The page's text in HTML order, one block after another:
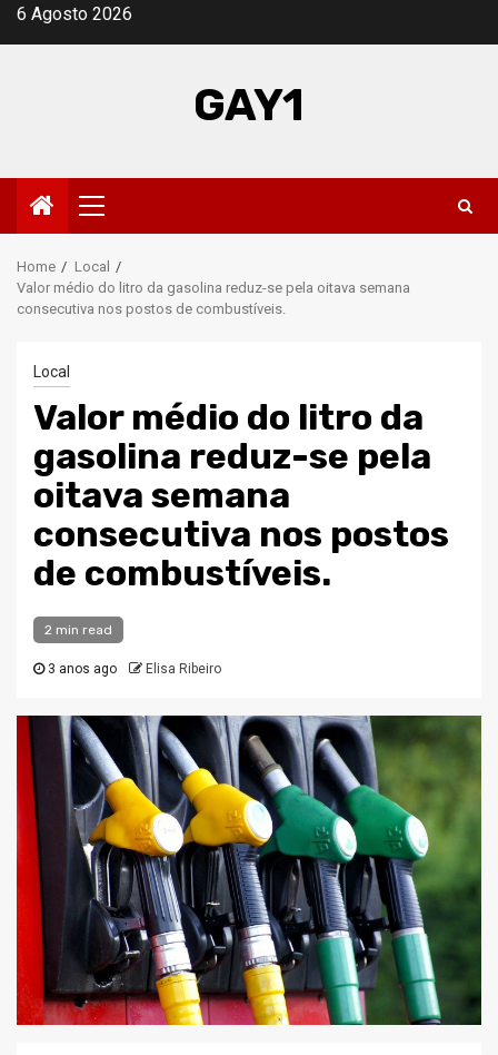
Skip6 Agosto 2026
GAY1
Primary
Menu
Home
Local
Valor médio do litro da gasolina reduz-se pela oitava semana
consecutiva nos postos de combustíveis.
Local
Valor médio do litro da
gasolina reduz-se pela
oitava semana
consecutiva nos postos
de combustíveis.
2 min read
3 anos ago Elisa Ribeiro